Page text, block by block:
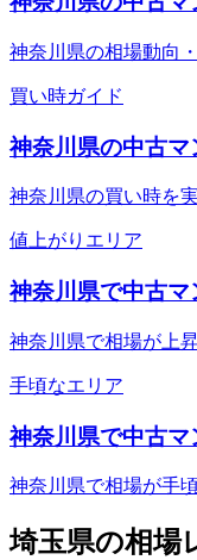
神奈川県の相場動向
買い時ガイド
神奈川県の中古
神奈川県の買い時を
値上がりエリア
神奈川県で中古
神奈川県で相場が上
手頃なエリア
神奈川県で中古
神奈川県で相場が手
埼玉県の相場